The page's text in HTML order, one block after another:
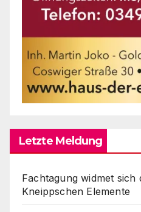
Letzte Meldung
Fachtagung widmet sich
Kneippschen Elemente